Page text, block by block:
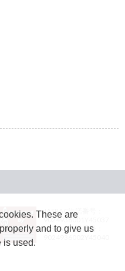
JASRAC許諾番号：
9024936001Y45037
JASRAC許諾番号：
These are
and to give us
is used.